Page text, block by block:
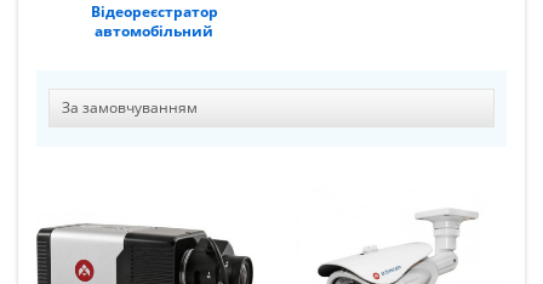
Відеореєстратор
автомобільний